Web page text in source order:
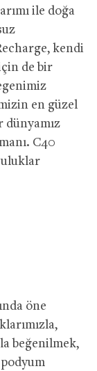
ile doğa
kendi
de bir
en güzel
dünyamız
C40
öne
beğenilmek,